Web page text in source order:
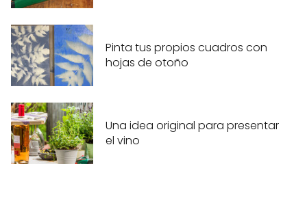
Pinta tus propios cuadros con
hojas de otoño
Una idea original para presentar
el vino